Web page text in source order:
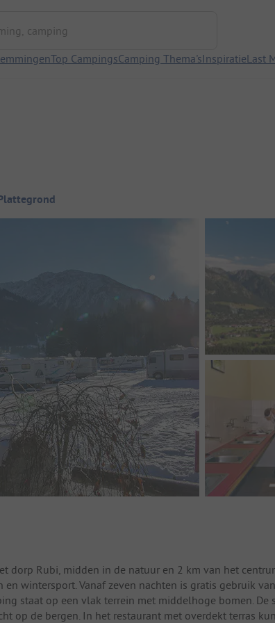
camping
Top CampingsCamping Thema'sInspiratieLast
dorp Rubi, midden in de natuur en 2 km van het
wintersport. Vanaf zeven nachten is gratis gebruik
staat op een vlak terrein met middelhoge bomen. De
op de bergen. In het restaurant met overdekt terras